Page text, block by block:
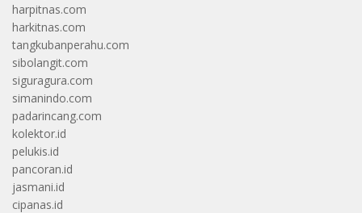
harpitnas.com
harkitnas.com
tangkubanperahu.com
sibolangit.com
siguragura.com
simanindo.com
padarincang.com
kolektor.id
pelukis.id
pancoran.id
jasmani.id
cipanas.id